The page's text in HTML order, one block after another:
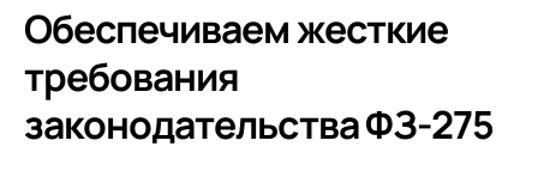
Обеспечиваем жесткие
требования
законодательства ФЗ-275